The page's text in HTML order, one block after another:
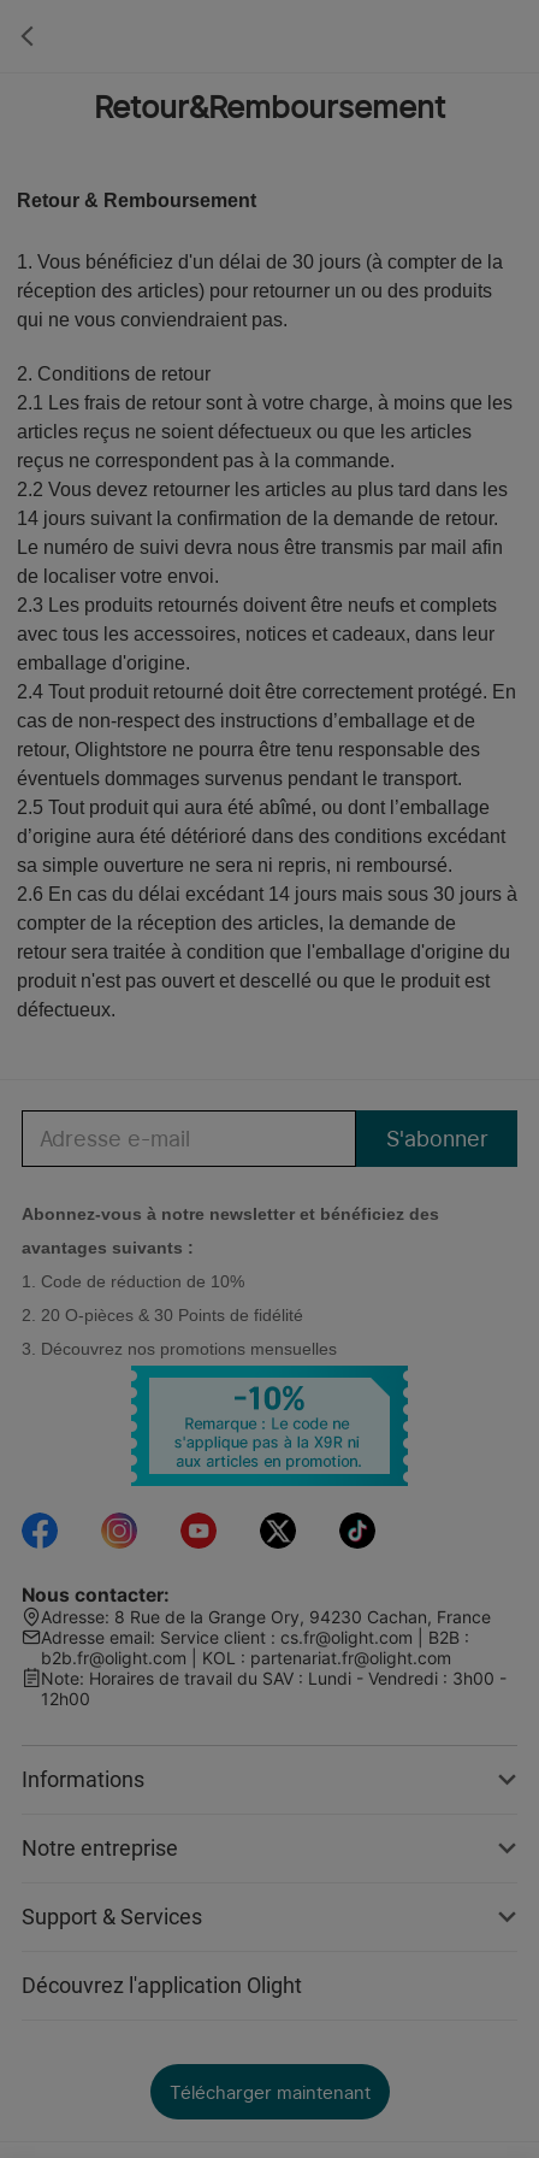
Retour&Remboursement
Retour & Remboursement
1. Vous bénéficiez d'un délai de 30 jours (à compter de la
réception des articles) pour retourner un ou des produits
qui ne vous conviendraient pas.
2. Conditions de retour
2.1 Les frais de retour sont à votre charge, à moins que les
articles reçus ne soient défectueux ou que les articles
reçus ne correspondent pas à la commande.
2.2 Vous devez retourner les articles au plus tard dans les
14 jours suivant la confirmation de la demande de retour.
Le numéro de suivi devra nous être transmis par mail afin
de localiser votre envoi.
2.3 Les produits retournés doivent être neufs et complets
avec tous les accessoires, notices et cadeaux, dans leur
emballage d'origine.
2.4 Tout produit retourné doit être correctement protégé. En
cas de non-respect des instructions d’emballage et de
retour, Olightstore ne pourra être tenu responsable des
éventuels dommages survenus pendant le transport.
2.5 Tout produit qui aura été abîmé, ou dont l’emballage
d’origine aura été détérioré dans des conditions excédant
sa simple ouverture ne sera ni repris, ni remboursé.
2.6 En cas du délai excédant 14 jours mais sous 30 jours à
compter de la réception des articles, la demande de
retoursera traitée à condition que l'emballage d'origine du
produit n'est pas ouvert et descellé ou que le produit est
défectueux.
S'abonner
Abonnez-vous à notre newsletter et bénéficiez des
avantages suivants :
1. Code de réduction de 10%
2. 20 O-pièces & 30 Points de fidélité
3. Découvrez nos promotions mensuelles
Nous contacter:
Adresse: 8 Rue de la Grange Ory, 94230 Cachan, France
Adresse email: Service client : cs.fr@olight.com | B2B :
b2b.fr@olight.com | KOL : partenariat.fr@olight.com
Note: Horaires de travail du SAV : Lundi - Vendredi : 3h00 -
12h00
Informations
Notre entreprise
Support & Services
Découvrez l'application Olight
Télécharger maintenant